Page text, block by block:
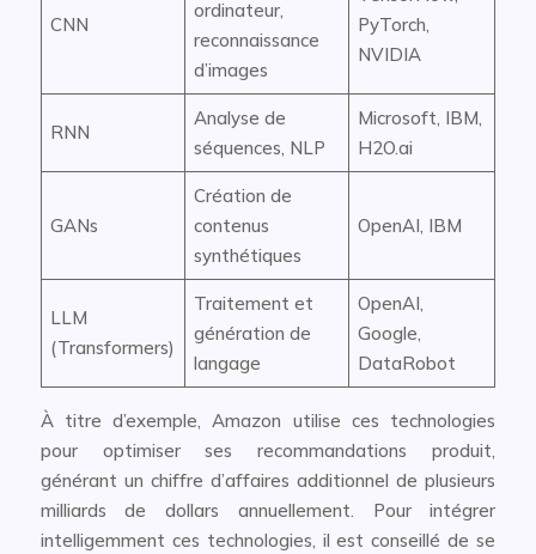
CNN
ordinateur,
reconnaissance
d’images
PyTorch,
NVIDIA
RNN
Analyse de
séquences, NLP
Microsoft, IBM,
H2O.ai
GANs
Création de
contenus
synthétiques
OpenAI, IBM
LLM
(Transformers)
Traitement et
génération de
langage
OpenAI,
Google,
DataRobot
À titre d’exemple, Amazon utilise ces technologies
pour optimiser ses recommandations produit,
générant un chiffre d’affaires additionnel de plusieurs
milliards de dollars annuellement. Pour intégrer
intelligemment ces technologies, il est conseillé de se